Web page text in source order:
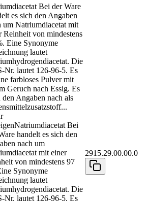
Bei der Ware
es sich den Angaben
um Natriumdiacetat mit
Reinheit von mindestens
Eine Synonyme
lautet
Die
Nr. lautet 126-96-5. Es
farbloses Pulver mit
Geruch nach Essig. Es
Angaben nach als
...
Natriumdiacetat Bei
handelt es sich den
nach um
mit einer
von mindestens 97
Synonyme
lautet
Die
Nr. lautet 126-96-5. Es
2915.29.00.00.0